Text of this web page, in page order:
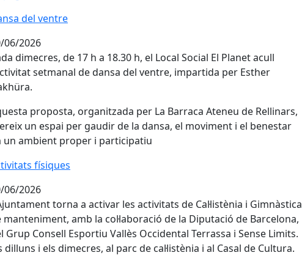
del ventre
del ventre
06/2026
dimecres, de 17 h a 18.30 h, el Local Social El Planet acull
setmanal de dansa del ventre, impartida per Esther
proposta, organitzada per La Barraca Ateneu de Rellinars,
un espai per gaudir de la dansa, el moviment i el benestar
un ambient proper i participatiu
físiques
físiques
06/2026
torna a activar les activitats de Cal·listènia i Gimnàstica
manteniment, amb la col·laboració de la Diputació de Barcelona,
Grup Consell Esportiu Vallès Occidental Terrassa i Sense Limits.
dilluns i els dimecres, al parc de cal·listènia i al Casal de Cultura.